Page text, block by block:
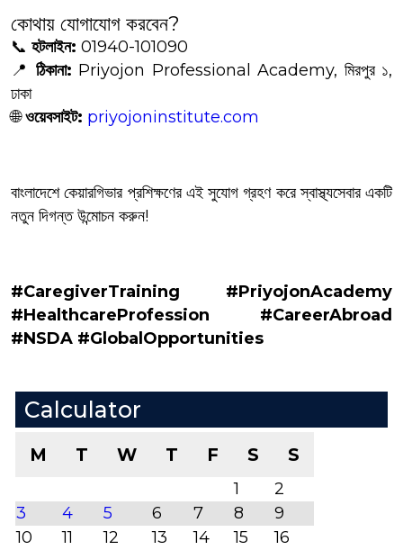
কোথায় যোগাযোগ করবেন?
📞 হটলাইন: 01940-101090
📍 ঠিকানা: Priyojon Professional Academy, মিরপুর ১,
ঢাকা
🌐ওয়েবসাইট: priyojoninstitute.com
বাংলাদেশে কেয়ারগিভার প্রশিক্ষণের এই সুযোগ গ্রহণ করে স্বাস্থ্যসেবার একটি
নতুন দিগন্ত উন্মোচন করুন!
#CaregiverTraining #PriyojonAcademy
#HealthcareProfession #CareerAbroad
#NSDA #GlobalOpportunities
Calculator
M T W T F S S
1
2
3
4 5 6 7 8
9
10
11 12 13 14 15
16